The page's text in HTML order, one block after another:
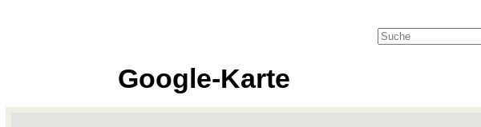
Google-Karte